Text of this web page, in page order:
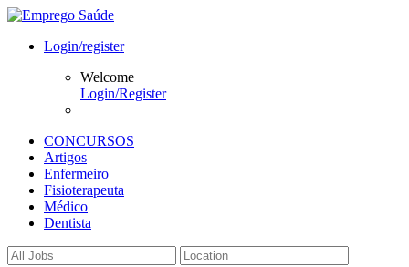
Login/register
Welcome
Login/Register
CONCURSOS
Artigos
Enfermeiro
Fisioterapeuta
Médico
Dentista